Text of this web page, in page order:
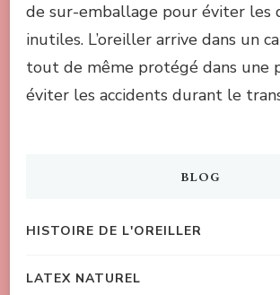
de sur-emballage pour éviter les
inutiles. L’oreiller arrive dans un
tout de même protégé dans une
éviter les accidents durant le
BLOG
HISTOIRE DE L'OREILLER
LATEX NATUREL